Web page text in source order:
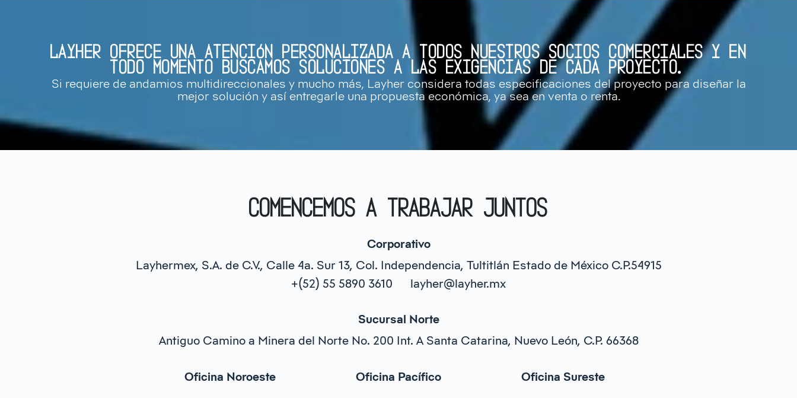
LAYHER OFRECE UNA ATENCIÓN PERSONALIZADA A TODOS NUESTROS SOCIOS COMERCIALES Y EN
TODO MOMENTO BUSCAMOS SOLUCIONES A LAS EXIGENCIAS DE CADA PROYECTO.
Si requiere de andamios multidireccionales y mucho más, Layher considera todas especificaciones del proyecto para diseñar la
mejor solución y así entregarle una propuesta económica, ya sea en venta o renta.
COMENCEMOS A TRABAJAR JUNTOS
Corporativo
Layhermex, S.A. de C.V., Calle 4a. Sur 13, Col. Independencia, Tultitlán Estado de México C.P.54915
+(52) 55 5890 3610 layher@layher.mx
Sucursal Norte
Antiguo Camino a Minera del Norte No. 200 Int. A Santa Catarina, Nuevo León, C.P. 66368
Oficina Noroeste Oficina Pacífico Oficina Sureste